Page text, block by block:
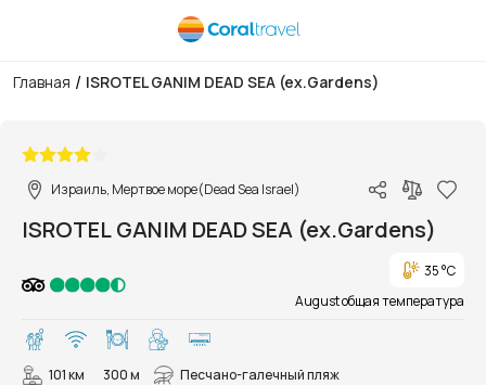
Главная / ISROTEL GANIM DEAD SEA (ex.Gardens)
Израиль, Мертвое море(Dead Sea Israel)
ISROTEL GANIM DEAD SEA (ex.Gardens)
35 °C
August общая температура
101 км 300 м Песчано-галечный пляж